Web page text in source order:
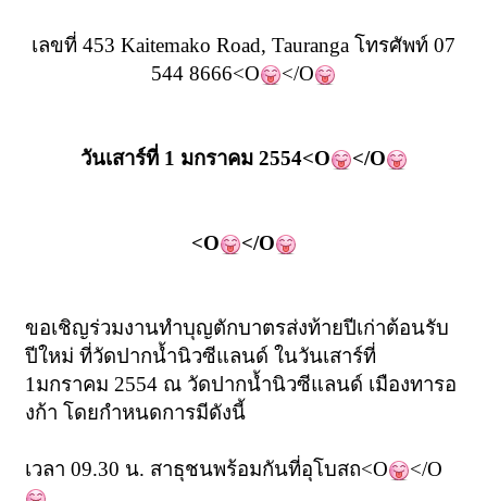
เลขที่ 453 Kaitemako Road, Tauranga โทรศัพท์ 07
544 8666<O
</O
วันเสาร์ที่ 1 มกราคม 2554<O </O
<O </O
ขอเชิญร่วมงานทำบุญตักบาตรส่งท้ายปีเก่าต้อนรับ
ปีใหม่ ที่วัดปากน้ำนิวซีแลนด์ ในวันเสาร์ที่
1มกราคม 2554 ณ วัดปากน้ำนิวซีแลนด์ เมืองทารอ
งก้า โดยกำหนดการมีดังนี้
เวลา 09.30 น. สาธุชนพร้อมกันที่อุโบสถ<O </O